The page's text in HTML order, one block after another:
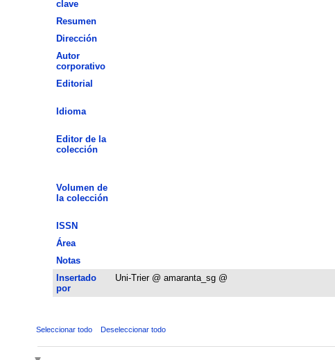
clave
Resumen
Dirección
Autor
corporativo
Editorial
Idioma
Editor de la
colección
Volumen de
la colección
ISSN
Área
Notas
Insertado
por
Uni-Trier @ amaranta_sg @
Seleccionar todo Deseleccionar todo